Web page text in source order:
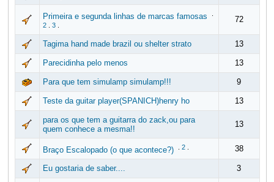
Primeira e segunda linhas de marcas famosas
2. 3.
72
Tagima hand made brazil ou shelter strato 13
Parecidinha pelo menos 13
Para que tem simulamp simulamp!!! 9
Teste da guitar player(SPANICH)henry ho 13
para os que tem a guitarra do zack,ou para
quem conhece a mesma!!
13
Braço Escalopado (o que acontece?) 2. 38
Eu gostaria de saber.... 3